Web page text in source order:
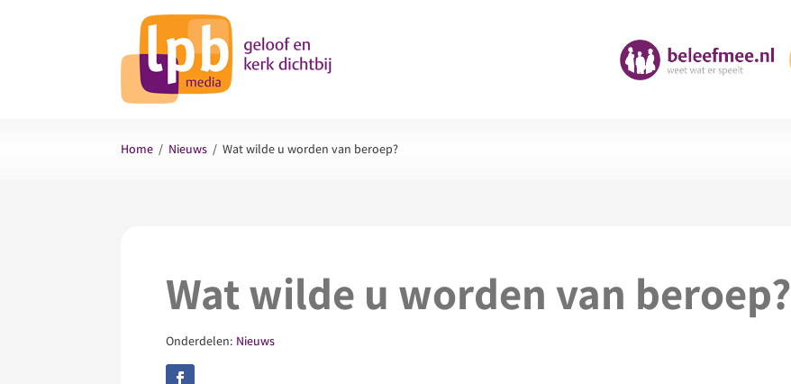
Home / Nieuws /Wat wilde u worden van beroep?
Wat wilde u worden van beroep?
Onderdelen: Nieuws